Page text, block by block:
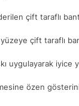
çift taraflı
çift taraflı
uygulayarak iyice
özen